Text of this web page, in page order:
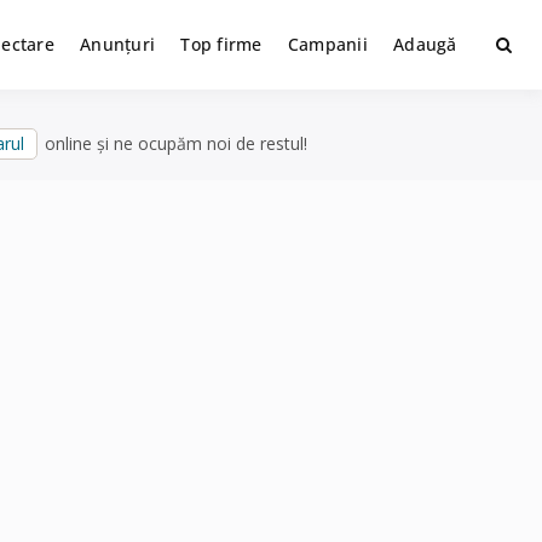
Anunțuri Top firme Campanii Adaugă
online și ne ocupăm noi de restul!